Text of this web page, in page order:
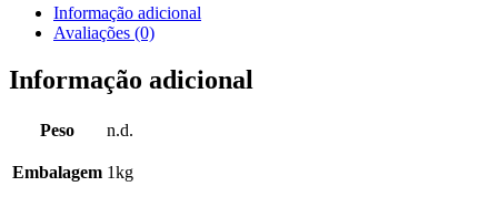
Informação adicional
Avaliações (0)
Informação adicional
Peso n.d.
Embalagem 1kg